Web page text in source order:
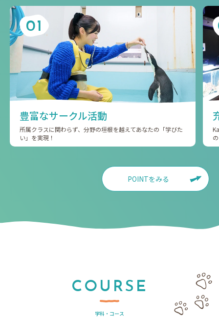
01
豊富なサークル活動
所属クラスに関わらず、分野の垣根を越えてあなたの「学びた
い」を実現！
POINTをみる
COURSE
学科・コース